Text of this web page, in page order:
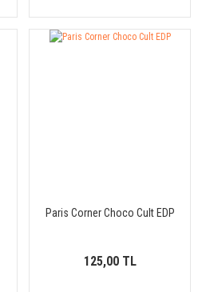
Paris Corner Choco Cult EDP
125,00 TL